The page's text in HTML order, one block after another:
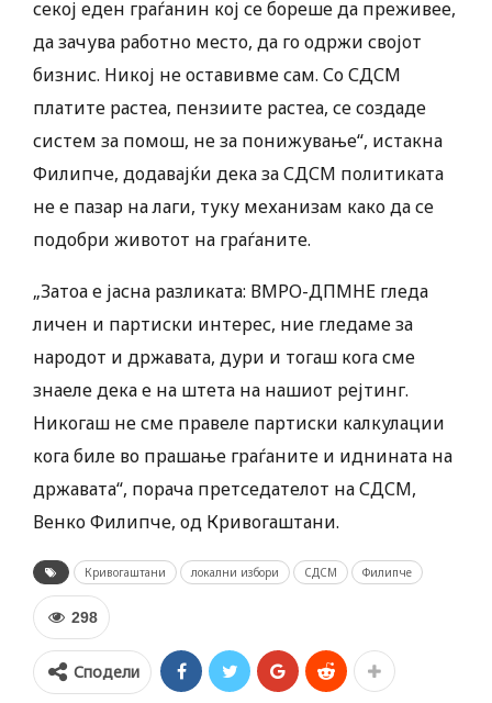
секој еден граѓанин кој се бореше да преживее,
да зачува работно место, да го одржи својот
бизнис. Никој не оставивме сам. Со СДСМ
платите растеа, пензиите растеа, се создаде
систем за помош, не за понижување“, истакна
Филипче, додавајќи дека за СДСМ политиката
не е пазар на лаги, туку механизам како да се
подобри животот на граѓаните.
„Затоа е јасна разликата: ВМРО-ДПМНЕ гледа
личен и партиски интерес, ние гледаме за
народот и државата, дури и тогаш кога сме
знаеле дека е на штета на нашиот рејтинг.
Никогаш не сме правеле партиски калкулации
кога биле во прашање граѓаните и иднината на
државата“, порача претседателот на СДСМ,
Венко Филипче, од Кривогаштани.
Кривогаштани локални избори СДСМ Филипче
298
Сподели